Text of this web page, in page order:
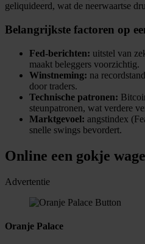
geliquideerd, wat de neerwaartse
Belangrijkste factoren op
Fed-berichten: uitstel van
maakt beleggers voorzichtig.
Winstneming: na
door traders.
Technische patronen:
steunpatronen, wat verdere
Marktgevoel: angstindex
snelle swings bevordert.
Online een gokje
Advertentie
Oranje Palace